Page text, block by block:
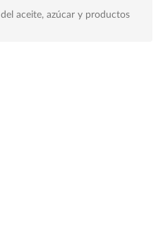
aceite, azúcar y productos